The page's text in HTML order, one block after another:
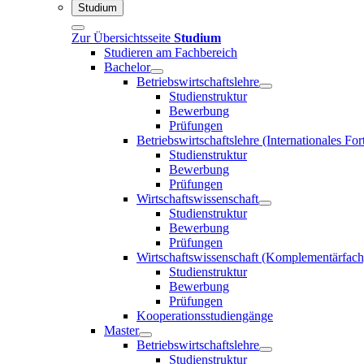
Studium
Zur Übersichtsseite Studium
Studieren am Fachbereich
Bachelor
Betriebswirtschaftslehre
Studienstruktur
Bewerbung
Prüfungen
Betriebswirtschaftslehre (Internationales
Studienstruktur
Bewerbung
Prüfungen
Wirtschaftswissenschaft
Studienstruktur
Bewerbung
Prüfungen
Wirtschaftswissenschaft
Studienstruktur
Bewerbung
Prüfungen
Kooperationsstudiengänge
Master
Betriebswirtschaftslehre
Studienstruktur